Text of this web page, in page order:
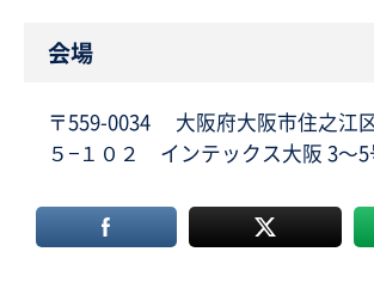
会場
〒559-0034 大阪府大阪市住之江
５−１０２ インテックス大阪 3～5